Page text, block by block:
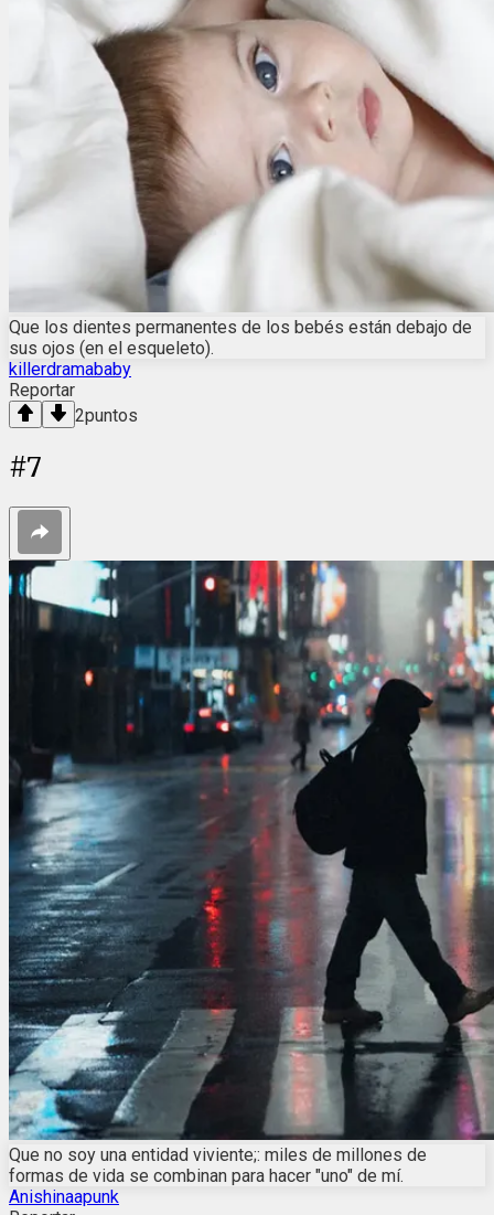
Que los dientes permanentes de los bebés están debajo de
sus ojos (en el esqueleto).
killerdramababy
Reportar
2puntos
#7
Que no soy una entidad viviente;: miles de millones de
formas de vida se combinan para hacer "uno" de mí.
Anishinaapunk